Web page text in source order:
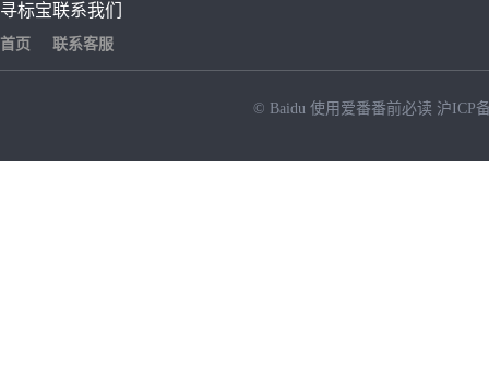
寻标宝
首页
联系我们
联系客服
© Baidu 使用爱番番前必读 沪ICP